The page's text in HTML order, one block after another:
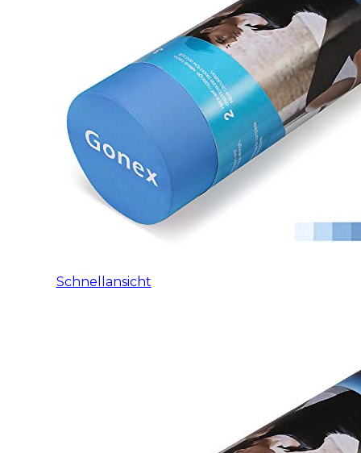
Schnellansicht